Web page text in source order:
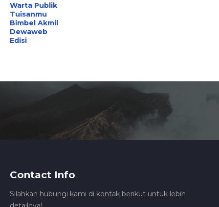
Warta Publik
Tuisanmu
Bimbel Akmil
Dewaweb
Edisi
Contact Info
Silahkan hubungi kami di kontak berikut untuk lebih